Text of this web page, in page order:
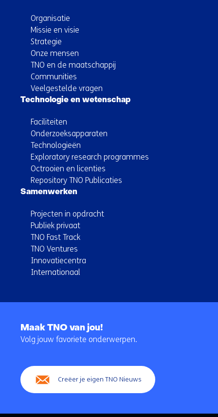
Organisatie
Missie en visie
Strategie
Onze mensen
TNO en de maatschappij
Communities
Veelgestelde vragen
Technologie en wetenschap
Faciliteiten
Onderzoeksapparaten
Technologieën
Exploratory research programmes
Octrooien en licenties
Repository TNO Publicaties
Samenwerken
Projecten in opdracht
Publiek privaat
TNO Fast Track
TNO Ventures
Innovatiecentra
Internationaal
navigatie
Maak TNO van jou!
Volg jouw favoriete onderwerpen.
Creëer je eigen TNO Nieuws